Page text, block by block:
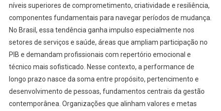
níveis superiores de comprometimento, criatividade e resiliência,
componentes fundamentais para navegar períodos de mudança.
No Brasil, essa tendência ganha impulso especialmente nos
setores de serviços e saúde, áreas que ampliam participação no
PIB e demandam profissionais com repertório emocional e
técnico mais sofisticado. Nesse contexto, a performance de
longo prazo nasce da soma entre propósito, pertencimento e
desenvolvimento de pessoas, fundamentos centrais da gestão
contemporânea. Organizações que alinham valores e metas